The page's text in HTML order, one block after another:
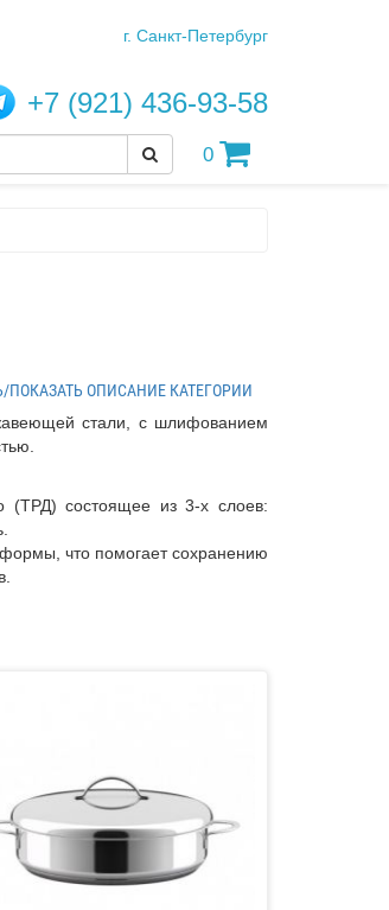
г. Санкт-Петербург
+7 (921) 436-93-58
0
ПОКАЗАТЬ ОПИСАНИЕ КАТЕГОРИИ
стали, с шлифованием
(ТРД) состоящее из 3-х слоев:
что помогает сохранению